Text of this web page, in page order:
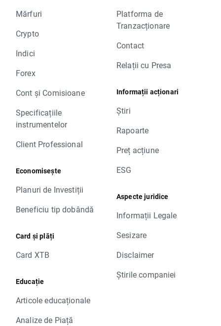
Mărfuri
Crypto
Indici
Forex
Cont și Comisioane
Specificațiile
instrumentelor
Client Professional
Economisește
Planuri de Investiții
Beneficiu tip dobândă
Card și plăți
Card XTB
Educație
Articole educaționale
Analize de Piață
Platforma de
Tranzacționare
Contact
Relații cu Presa
Informații acționari
Știri
Rapoarte
Preț acțiune
ESG
Aspecte juridice
Informații Legale
Sesizare
Disclaimer
Știrile companiei